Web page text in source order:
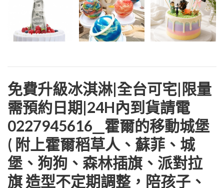
免費升級冰淇淋|全台可宅|限量
需預約日期|24H內到貨請電
0227945616__霍爾的移動城堡
( 附上霍爾稻草人、蘇菲、城
堡、狗狗、森林插旗、派對拉
旗 造型不定期調整，陪孩子、